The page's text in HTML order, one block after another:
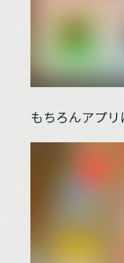
もちろんアプ